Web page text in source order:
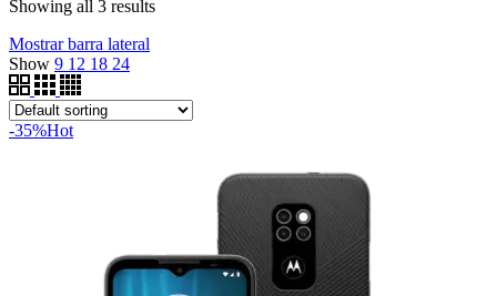
Showing all 3 results
Mostrar barra lateral
Show 9 12 18 24
-35%Hot